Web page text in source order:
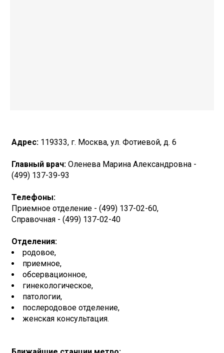
Адрес: 119333, г. Москва, ул. Фотиевой, д. 6
Главный врач: Оленева Марина Александровна -
(499) 137-39-93
Телефоны:
Приемное отделение - (499) 137-02-60,
Справочная - (499) 137-02-40
Отделения:
родовое,
приемное,
обсервационное,
гинекологическое,
патологии,
послеродовое отделение,
женская консультация.